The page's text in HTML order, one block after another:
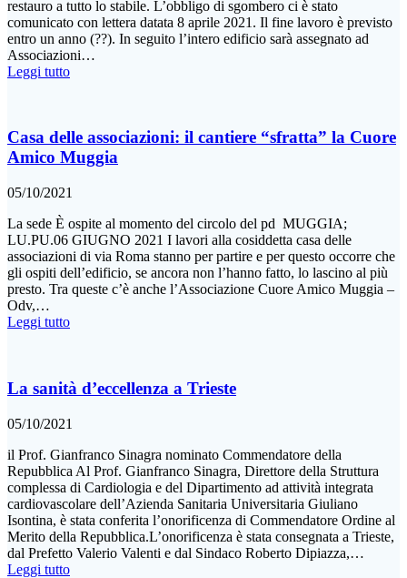
restauro a tutto lo stabile. L’obbligo di sgombero ci è stato
comunicato con lettera datata 8 aprile 2021. Il fine lavoro è previsto
entro un anno (??). In seguito l’intero edificio sarà assegnato ad
Associazioni…
Leggi tutto
Casa delle associazioni: il cantiere “sfratta” la Cuore
Amico Muggia
05/10/2021
La sede È ospite al momento del circolo del pd MUGGIA;
LU.PU.06 GIUGNO 2021 I lavori alla cosiddetta casa delle
associazioni di via Roma stanno per partire e per questo occorre che
gli ospiti dell’edificio, se ancora non l’hanno fatto, lo lascino al più
presto. Tra queste c’è anche l’Associazione Cuore Amico Muggia –
Odv,…
Leggi tutto
La sanità d’eccellenza a Trieste
05/10/2021
il Prof. Gianfranco Sinagra nominato Commendatore della
Repubblica Al Prof. Gianfranco Sinagra, Direttore della Struttura
complessa di Cardiologia e del Dipartimento ad attività integrata
cardiovascolare dell’Azienda Sanitaria Universitaria Giuliano
Isontina, è stata conferita l’onorificenza di Commendatore Ordine al
Merito della Repubblica.L’onorificenza è stata consegnata a Trieste,
dal Prefetto Valerio Valenti e dal Sindaco Roberto Dipiazza,…
Leggi tutto